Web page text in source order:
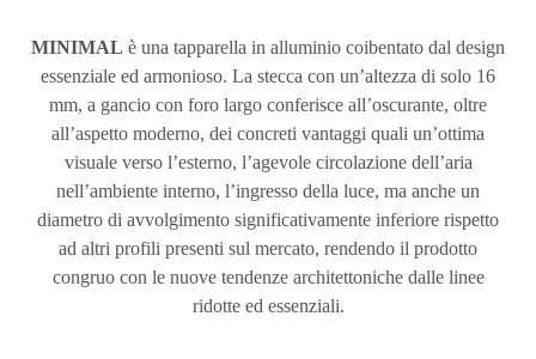
MINIMAL è una tapparella in alluminio coibentato dal design
essenziale ed armonioso. La stecca con un’altezza di solo 16
mm, a gancio con foro largo conferisce all’oscurante, oltre
all’aspetto moderno, dei concreti vantaggi quali un’ottima
visuale verso l’esterno, l’agevole circolazione dell’aria
nell’ambiente interno, l’ingresso della luce, ma anche un
diametro di avvolgimento significativamente inferiore rispetto
ad altri profili presenti sul mercato, rendendo il prodotto
congruo con le nuove tendenze architettoniche dalle linee
ridotte ed essenziali.